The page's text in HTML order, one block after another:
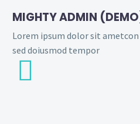
MIGHTY ADMIN
Lorem ipsum dolor sit
sed doiusmod tempor

